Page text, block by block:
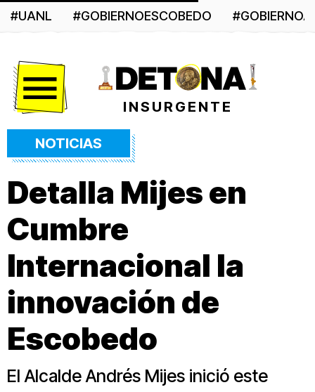
#UANL #GOBIERNOESCOBEDO
INSURGENTE
NOTICIAS
Detalla Mijes en
Cumbre
Internacional la
innovación de
Escobedo
El Alcalde Andrés Mijes inició este